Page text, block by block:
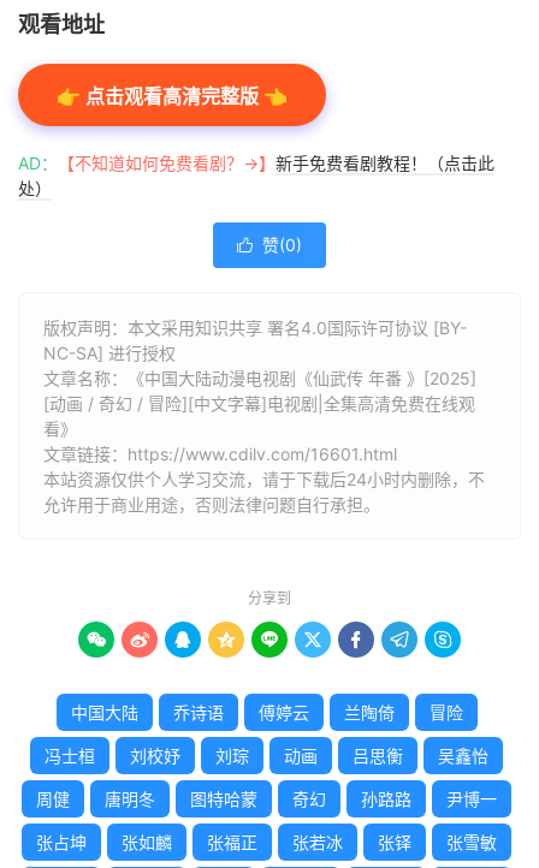
观看地址
👉 点击观看高清完整版 👈
AD： 【不知道如何免费看剧？→】 新手免费看剧教程！（点击此
处）
 赞(0)
版权声明：本文采用知识共享 署名4.0国际许可协议 [BY-
NC-SA] 进行授权
文章名称：《中国大陆动漫电视剧《仙武传 年番 》[2025]
[动画 / 奇幻 / 冒险][中文字幕]电视剧|全集高清免费在线观
看》
文章链接： https://www.cdilv.com/16601.html
本站资源仅供个人学习交流，请于下载后24小时内删除，不
允许用于商业用途，否则法律问题自行承担。
分享到
        
中国大陆 乔诗语 傅婷云 兰陶倚 冒险
冯士桓 刘校妤 刘琮 动画 吕思衡 吴鑫怡
周健 唐明冬 图特哈蒙 奇幻 孙路路 尹博一
张占坤 张如麟 张福正 张若冰 张铎 张雪敏